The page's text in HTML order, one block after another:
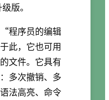
版。
程序员的编辑
此，它也可用
文件。它具有
多次撤销、多
法高亮、命令